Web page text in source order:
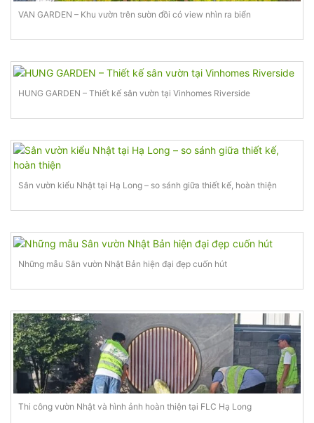
VAN GARDEN – Khu vườn trên sườn đồi có view nhìn ra biển
HUNG GARDEN – Thiết kế sân vườn tại Vinhomes Riverside
Sân vườn kiểu Nhật tại Hạ Long – so sánh giữa thiết kế, hoàn thiện
Những mẫu Sân vườn Nhật Bản hiện đại đẹp cuốn hút
Thi công vườn Nhật và hình ảnh hoàn thiện tại FLC Hạ Long